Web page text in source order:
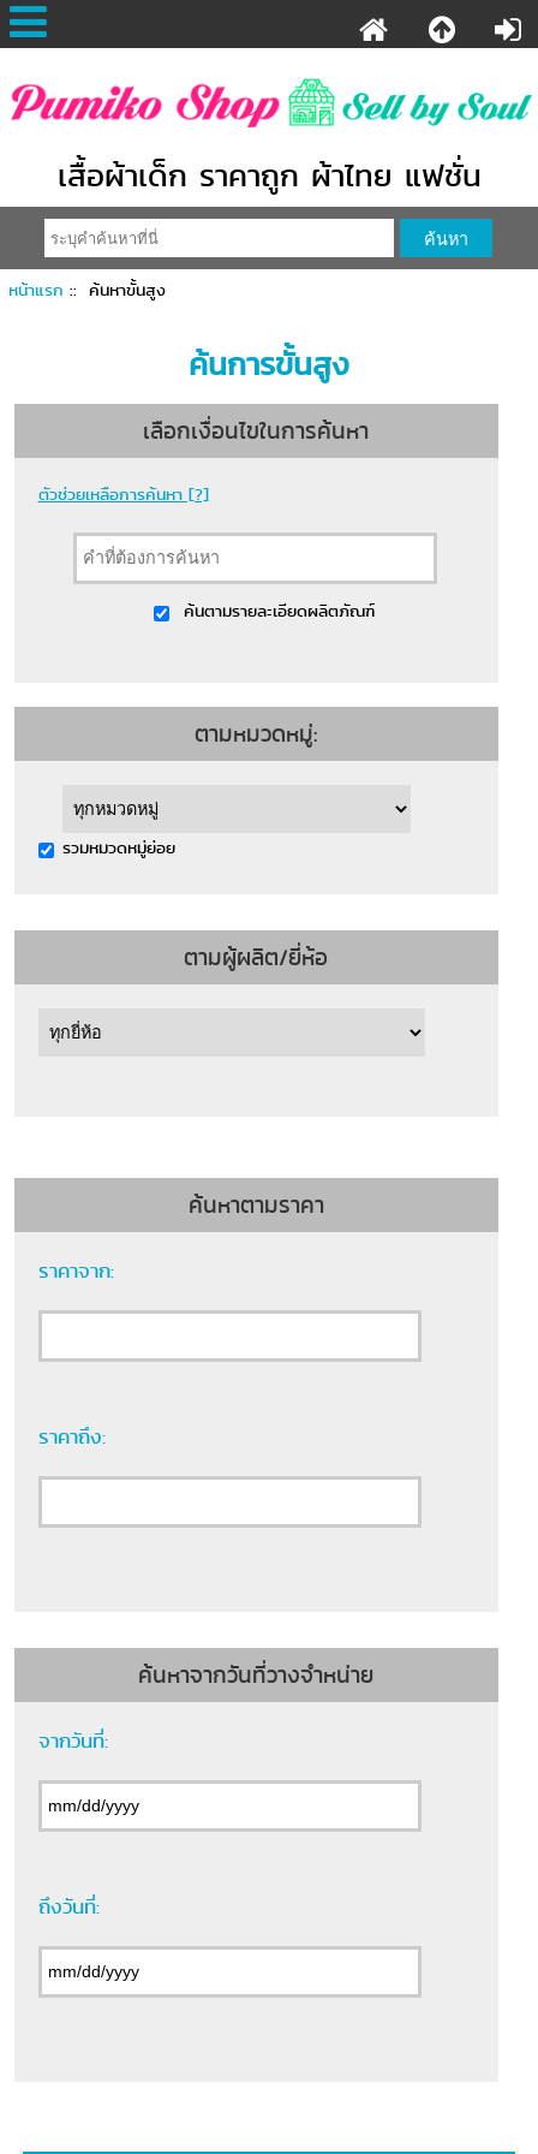
เสื้อผ้าเด็ก ราคาถูก ผ้าไทย แฟชั่น
หน้าแรก :: ค้นหาขั้นสูง
ค้นการขั้นสูง
เลือกเงื่อนไขในการค้นหา
ตัวช่วยเหลือการค้นหา [?]
ค้นตามรายละเอียดผลิตภัณฑ์
ตามหมวดหมู่:
รวมหมวดหมู่ย่อย
ตามผู้ผลิต/ยี่ห้อ
ค้นหาตามราคา
ราคาจาก:
ราคาถึง:
ค้นหาจากวันที่วางจำหน่าย
จากวันที่:
ถึงวันที่: